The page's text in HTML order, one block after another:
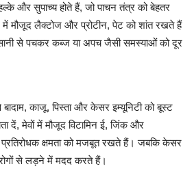
और सुपाच्य होते हैं, जो पाचन तंत्र को बेहतर
मौजूद लैक्टोज और प्रोटीन, पेट को शांत रखते हैं
से पचकर कब्ज या अपच जैसी समस्याओं को दूर
काजू, पिस्ता और केसर इम्यूनिटी को बूस्ट
मेवों में मौजूद विटामिन ई, जिंक और
क्षमता को मजबूत रखते हैं। जबकि केसर
से लड़ने में मदद करते हैं।